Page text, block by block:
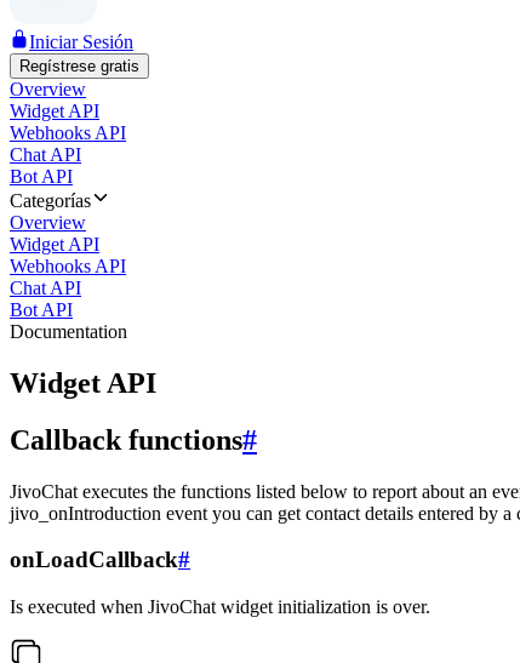
Iniciar Sesión
Regístrese gratis
Overview
Widget API
Webhooks API
Chat API
Bot API
Categorías
Overview
Widget API
Webhooks API
Chat API
Bot API
Documentation
Widget API
Callback functions#
JivoChat executes the functions listed below to report about an
jivo_onIntroduction event you can get contact details entered by a
onLoadCallback#
Is executed when JivoChat widget initialization is over.